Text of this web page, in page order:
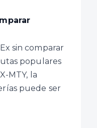
sin comparar
populares
MTY, la
puede ser